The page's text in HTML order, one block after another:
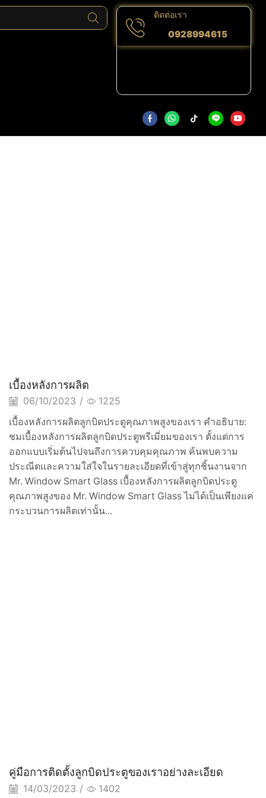
ติดต่อเรา
0928994615
เบื้องหลังการผลิต
06/10/2023 /
1225
เบื้องหลังการผลิตลูกบิดประตูคุณภาพสูงของเรา คำอธิบาย:
ชมเบื้องหลังการผลิตลูกบิดประตูพรีเมี่ยมของเรา ตั้งแต่การ
ออกแบบเริ่มต้นไปจนถึงการควบคุมคุณภาพ ค้นพบความ
ประณีตและความใส่ใจในรายละเอียดที่เข้าสู่ทุกชิ้นงานจาก
Mr. Window Smart Glass เบื้องหลังการผลิตลูกบิดประตู
คุณภาพสูงของ Mr. Window Smart Glass ไม่ได้เป็นเพียงแค่
กระบวนการผลิตเท่านั้น...
คู่มือการติดตั้งลูกบิดประตูของเราอย่างละเอียด
14/03/2023 / 1402